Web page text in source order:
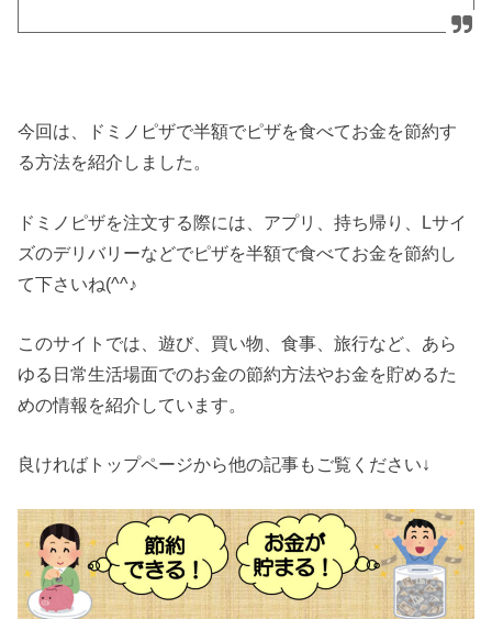
今回は、ドミノピザで半額でピザを食べてお金を節約す
る方法を紹介しました。
ドミノピザを注文する際には、アプリ、持ち帰り、Lサイ
ズのデリバリーなどでピザを半額で食べてお金を節約し
て下さいね(^^♪
このサイトでは、遊び、買い物、食事、旅行など、あら
ゆる日常生活場面でのお金の節約方法やお金を貯めるた
めの情報を紹介しています。
良ければトップページから他の記事もご覧ください↓